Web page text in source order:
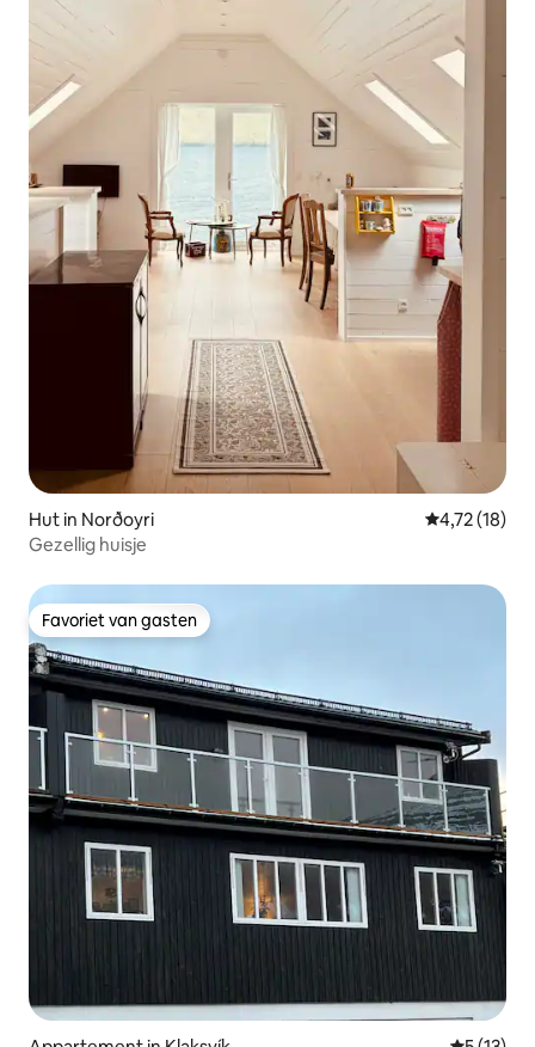
Hut in Norðoyri Gemiddelde
4,72 (18)
Gezellig huisje
Favoriet van gasten
Favoriet van gasten